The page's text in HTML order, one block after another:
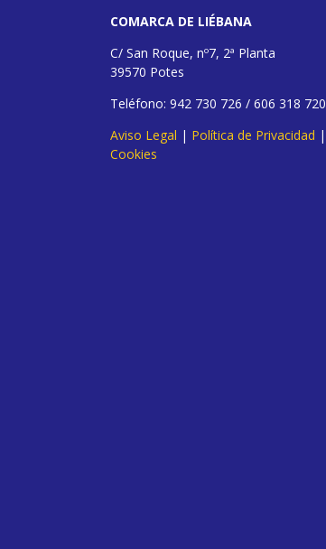
COMARCA DE LIÉBANA
C/ San Roque, nº7, 2ª Planta
39570 Potes
Teléfono: 942 730 726 / 606 318 720
Aviso Legal | Política de Privacidad |
Cookies